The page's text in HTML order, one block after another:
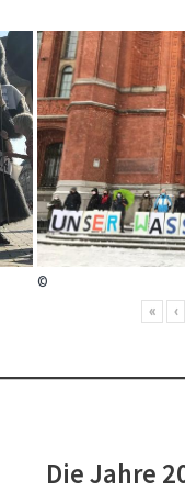
©
« ‹
Die Jahre